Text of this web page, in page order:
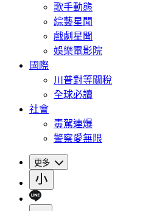
歌手動態
綜藝星聞
戲劇星聞
娛樂電影院
國際
川普對等關稅
全球必讀
社會
毒駕連爆
警察愛無限
更多